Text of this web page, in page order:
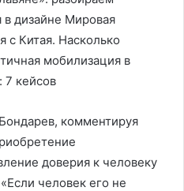
в дизайне Мировая
с Китая. Насколько
мобилизация в
7 кейсов
комментируя
доверия к человеку
человек его не